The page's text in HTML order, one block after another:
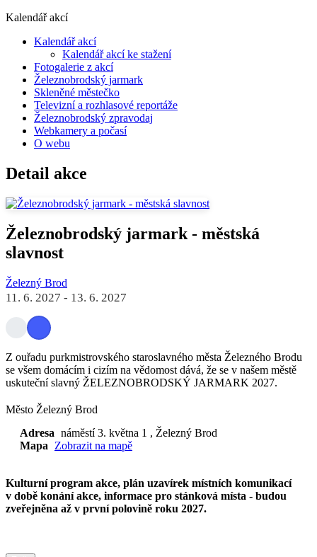
Kalendář akcí
Kalendář akcí
Kalendář akcí ke stažení
Fotogalerie z akcí
Železnobrodský jarmark
Skleněné městečko
Televizní a rozhlasové reportáže
Železnobrodský zpravodaj
Webkamery a počasí
O webu
Detail akce
Železnobrodský jarmark - městská
slavnost
Železný Brod
11. 6. 2027 - 13. 6. 2027
Z ouřadu purkmistrovského staroslavného města Železného Brodu
se všem domácím i cizím na vědomost dává, že se v našem městě
uskuteční slavný ŽELEZNOBRODSKÝ JARMARK 2027.
Město Železný Brod
Adresa náměstí 3. května 1 , Železný Brod
Mapa
Zobrazit na mapě
Kulturní program akce, plán uzavírek místních komunikací
v době konání akce, informace pro stánková místa - budou
zveřejněna až v první polovině roku 2027.